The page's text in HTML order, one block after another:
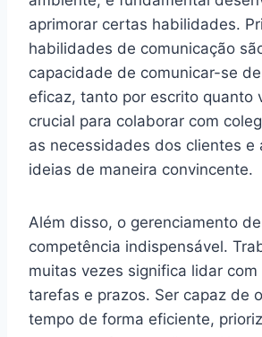
aprimorar certas habilidades.
habilidades de comunicação
capacidade de comunicar-se
eficaz, tanto por escrito quanto
crucial para colaborar com
as necessidades dos clientes e
ideias de maneira convincente.
Além disso, o gerenciamento
competência indispensável.
muitas vezes significa lidar com
tarefas e prazos. Ser capaz de
tempo de forma eficiente,